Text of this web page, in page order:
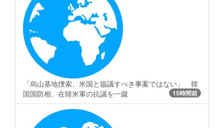
「烏山基地捜索、米国と協議すべき事案ではない」 韓
国国防相、在韓米軍の抗議を一蹴
15時間前